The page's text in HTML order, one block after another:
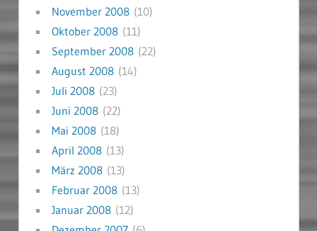
November 2008(10)
Oktober 2008(11)
September 2008(22)
August 2008(14)
Juli 2008(23)
Juni 2008(22)
Mai 2008(18)
April 2008(13)
März 2008(13)
Februar 2008(13)
Januar 2008(12)